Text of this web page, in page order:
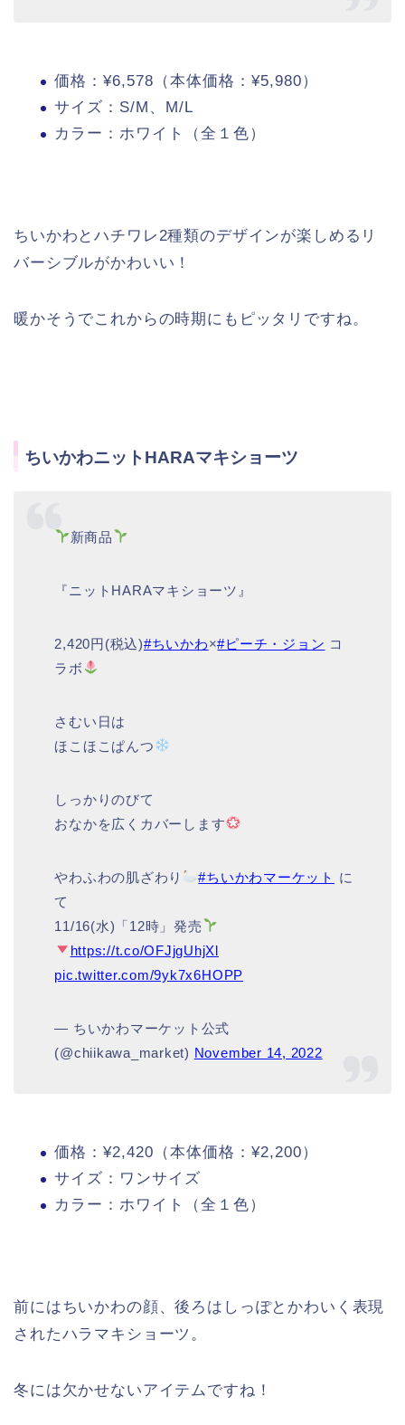
価格：¥6,578（本体価格：¥5,980）
サイズ：S/M、M/L
カラー：ホワイト（全１色）
ちいかわとハチワレ2種類のデザインが楽しめるリ
バーシブルがかわいい！
暖かそうでこれからの時期にもピッタリですね。
ちいかわニットHARAマキショーツ
新商品
『ニットHARAマキショーツ』
2,420円(税込)#ちいかわ×#ピーチ・ジョン コ
ラボ
さむい日は
ほこほこぱんつ
しっかりのびて
おなかを広くカバーします
やわふわの肌ざわり #ちいかわマーケット に
て
11/16(水)「12時」発売
https://t.co/OFJjgUhjXl
pic.twitter.com/9yk7x6HOPP
— ちいかわマーケット公式
(@chiikawa_market) November 14, 2022
価格：¥2,420（本体価格：¥2,200）
サイズ：ワンサイズ
カラー：ホワイト（全１色）
前にはちいかわの顔、後ろはしっぽとかわいく表現
されたハラマキショーツ。
冬には欠かせないアイテムですね！